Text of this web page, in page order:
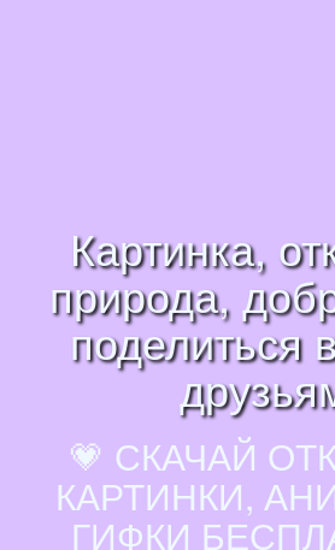
Картинка,
природа,
поделиться
💗 СКАЧАЙ
КАРТИНКИ,
ГИФКИ